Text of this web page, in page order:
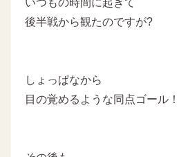
後半戦から観たのですが?
しょっぱなから
目の覚めるような同点ゴール！